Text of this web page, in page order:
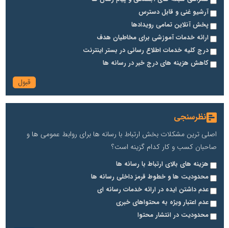
آرشیو غنی و قابل دسترس
پخش آنلاین تمامی رویدادها
ارائه خدمات آموزشی برای مخاطیان هدف
درج کلیه خدمات اطلاع رسانی در بستر اینترنت
کاهش هزینه های درج خبر در رسانه ها
نظرسنجی
اصلی ترین مشکلات بخش ارتباط با رسانه ها برای روابط عمومی ها و
صاحبان کسب و کار کدام گزینه است؟
هزینه های بالای ارتباط با رسانه ها
محدودیت ها و خطوط قرمز داخلی رسانه ها
عدم داشتن ایده در ارائه خدمات رسانه ای
عدم اعتبار ویژه به محتواهای خبری
محدودیت در انتشار محتوا